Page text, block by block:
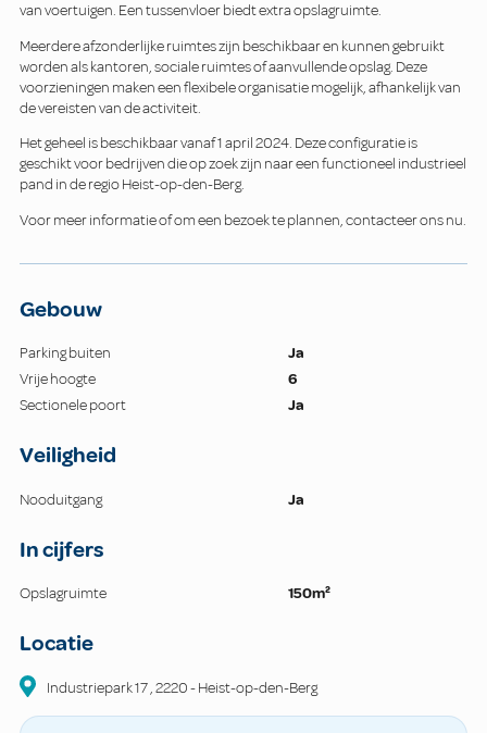
van voertuigen. Een tussenvloer biedt extra opslagruimte.
Meerdere afzonderlijke ruimtes zijn beschikbaar en kunnen gebruikt
worden als kantoren, sociale ruimtes of aanvullende opslag. Deze
voorzieningen maken een flexibele organisatie mogelijk, afhankelijk van
de vereisten van de activiteit.
Het geheel is beschikbaar vanaf 1 april 2024. Deze configuratie is
geschikt voor bedrijven die op zoek zijn naar een functioneel industrieel
pand in de regio Heist-op-den-Berg.
Voor meer informatie of om een bezoek te plannen, contacteer ons nu.
Gebouw
Parking buiten
Ja
Vrije hoogte
6
Sectionele poort
Ja
Veiligheid
Nooduitgang Ja
In cijfers
Opslagruimte 150m²
Locatie
Industriepark17,2220-Heist-op-den-Berg